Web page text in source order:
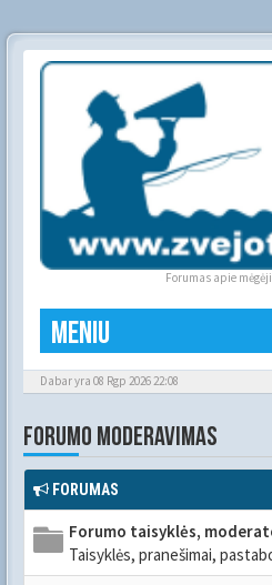
Forumas apie
Meniu
Dabar yra 08 Rgp 2026 22:08
FORUMO MODERAVIMAS
FORUMAS
Forumo taisyklės,
Taisyklės, pranešimai,